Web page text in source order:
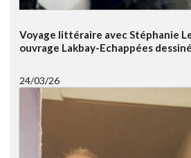
Voyage littéraire avec Stéphanie
ouvrage Lakbay-Echappées
24/03/26